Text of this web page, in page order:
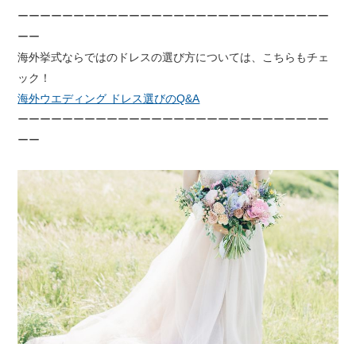
ーーーーーーーーーーーーーーーーーーーーーーーーーーーー
ーー
海外挙式ならではのドレスの選び方については、こちらもチェ
ック！
海外ウエディング ドレス選びのQ&A
ーーーーーーーーーーーーーーーーーーーーーーーーーーーー
ーー